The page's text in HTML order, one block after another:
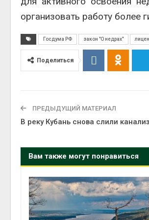
организовать работу более
Госдума РФ закон "О недрах"
Поделиться
ПРЕДЫДУЩИЙ МАТЕРИАЛ
В реку Кубань снова слили
Вам также могут понравиться